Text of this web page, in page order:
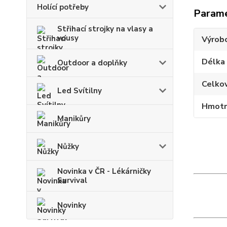
Holící potřeby
Střihací strojky na vlasy a
vousy
Outdoor a doplňky
Led Svítilny
Manikůry
Nůžky
Novinka v ČR - Lékárničky
Survival
Novinky